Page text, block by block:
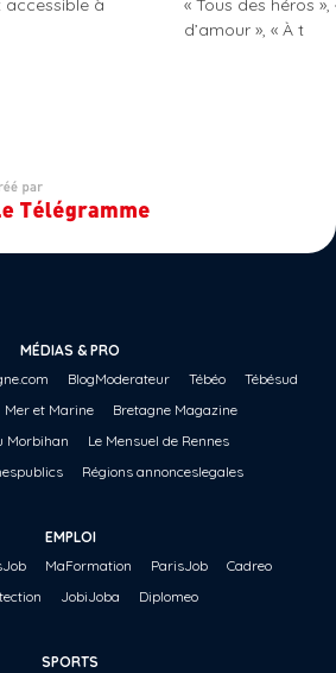
accessible à
« Tous des héros
d’amour », « À t
MÉDIAS & PRO
BlogModerateur Tébéo
Tébésud
Mer et Marine
Bretagne Magazine
Morbihan
Le Mensuel de Rennes
Régions annonceslegales
EMPLOI
MaFormation ParisJob
Cadreo
JobiJoba Diplomeo
SPORTS